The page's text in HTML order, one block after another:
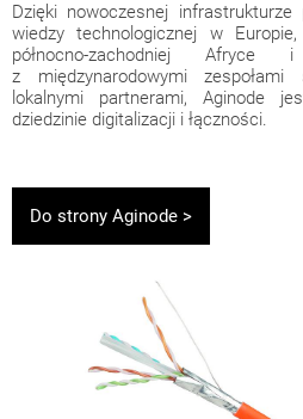
Dzięki nowoczesnej infrastrukturze
wiedzy technologicznej w
północno-zachodniej
z międzynarodowymi
lokalnymi partnerami, Aginode
dziedzinie digitalizacji i łączności.
Do strony Aginode >